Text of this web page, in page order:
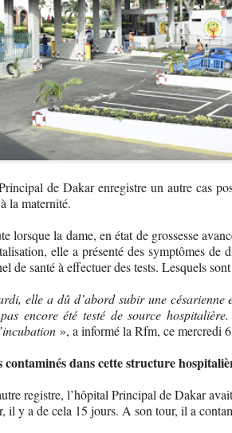
de Dakar enregistre un autre cas
la maternité.
lorsque la dame, en état de grossesse
elle a présenté des symptômes de
de santé à effectuer des tests. Lesquels
elle a dû d’abord subir une césarienne
encore été testé de source
», a informé la Rfm, ce mercredi
contaminés dans cette structure
registre, l’hôpital Principal de Dakar
il y a de cela 15 jours. A son tour, il a